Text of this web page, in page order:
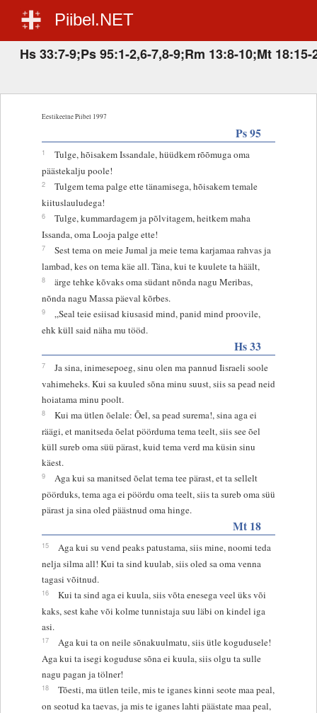
Piibel.NET
Hs 33:7-9;Ps 95:1-2,6-7,8-9;Rm 13:8-10;Mt 18:15-
Eestikeelne Piibel 1997
Ps 95
1
Tulge, hõisakem Issandale, hüüdkem rõõmuga oma
päästekalju poole!
2
Tulgem tema palge ette tänamisega, hõisakem temale
kiituslauludega!
6
Tulge, kummardagem ja põlvitagem, heitkem maha
Issanda, oma Looja palge ette!
7
Sest tema on meie Jumal ja meie tema karjamaa rahvas ja
lambad, kes on tema käe all. Täna, kui te kuulete ta häält,
8
ärge tehke kõvaks oma südant nõnda nagu Meribas,
nõnda nagu Massa päeval kõrbes.
9
„Seal teie esiisad kiusasid mind, panid mind proovile,
ehk küll said näha mu tööd.
Hs 33
7
Ja sina, inimesepoeg, sinu olen ma pannud Iisraeli soole
vahimeheks. Kui sa kuuled sõna minu suust, siis sa pead neid
hoiatama minu poolt.
8
Kui ma ütlen õelale: Õel, sa pead surema!, sina aga ei
räägi, et manitseda õelat pöörduma tema teelt, siis see õel
küll sureb oma süü pärast, kuid tema verd ma küsin sinu
käest.
9
Aga kui sa manitsed õelat tema tee pärast, et ta sellelt
pöörduks, tema aga ei pöördu oma teelt, siis ta sureb oma süü
pärast ja sina oled päästnud oma hinge.
Mt 18
15
Aga kui su vend peaks patustama, siis mine, noomi teda
nelja silma all! Kui ta sind kuulab, siis oled sa oma venna
tagasi võitnud.
16
Kui ta sind aga ei kuula, siis võta enesega veel üks või
kaks, sest kahe või kolme tunnistaja suu läbi on kindel iga
asi.
17
Aga kui ta on neile sõnakuulmatu, siis ütle kogudusele!
Aga kui ta isegi koguduse sõna ei kuula, siis olgu ta sulle
nagu pagan ja tölner!
18
Tõesti, ma ütlen teile, mis te iganes kinni seote maa peal,
on seotud ka taevas, ja mis te iganes lahti päästate maa peal,